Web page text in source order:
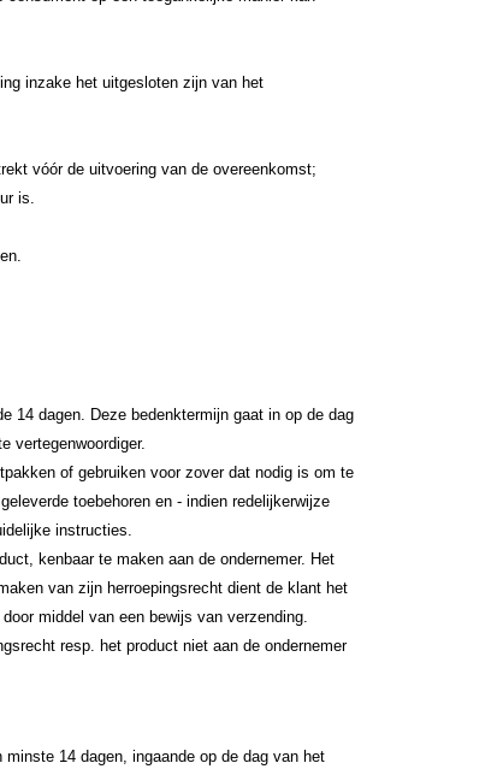
inzake het uitgesloten zijn van het
vóór de uitvoering van de overeenkomst;
is.
14 dagen. Deze bedenktermijn gaat in op de dag
vertegenwoordiger.
of gebruiken voor zover dat nodig is om te
toebehoren en - indien redelijkerwijze
instructies.
kenbaar te maken aan de ondernemer. Het
van zijn herroepingsrecht dient de klant het
middel van een bewijs van verzending.
resp. het product niet aan de ondernemer
14 dagen, ingaande op de dag van het